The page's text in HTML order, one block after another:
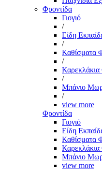
Φροντίδα
Γιογιό
/
Είδη
/
Καθίσματα
/
/
Μπάνιο
/
view more
Φροντίδα
Γιογιό
Είδη
Καθίσματα
Μπάνιο
view more